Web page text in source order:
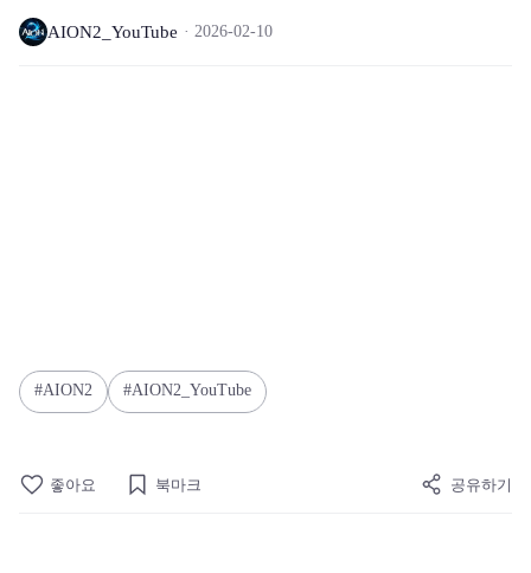
AION2_YouTube 2026-02-10
AION2 AION2_YouTube
좋아요 북마크 공유하기